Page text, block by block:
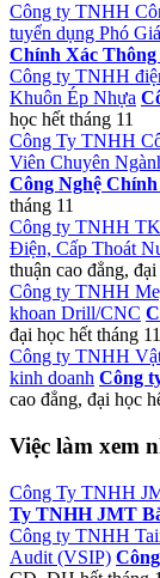
Công ty TNHH
tuyển dụng Phó
Chính Xác
Công ty TNHH
Khuôn Ép Nhựa
học hết tháng 11
Công Ty TNHH
Viên Chuyên
Công Nghệ
tháng 11
Công ty TNHH
Điện, Cấp Thoát
thuận cao đẳng,
Công ty TNHH
khoan Drill/CNC
đại học hết tháng 11
Công ty TNHH
kinh doanh Công
cao đẳng, đại học
Việc làm xem
Công Ty TNHH
Ty TNHH JMT
Công ty TNHH
Audit (VSIP)